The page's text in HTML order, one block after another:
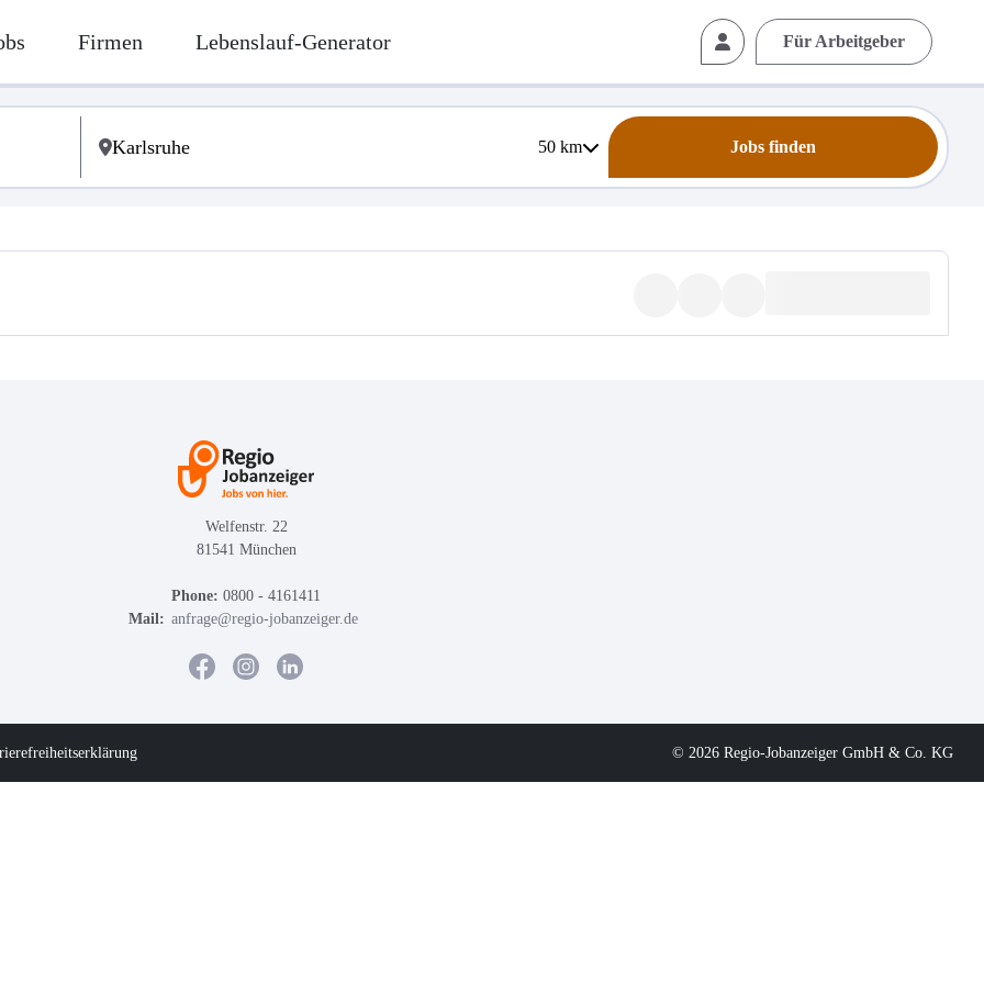
Firmen Lebenslauf-Generator Für Arbeitgeber
50km Jobs finden
Welfenstr. 22
81541 München
Phone: 0800 - 4161411
Mail: anfrage@regio-jobanzeiger.de
© 2026 Regio-Jobanzeiger GmbH & Co. KG